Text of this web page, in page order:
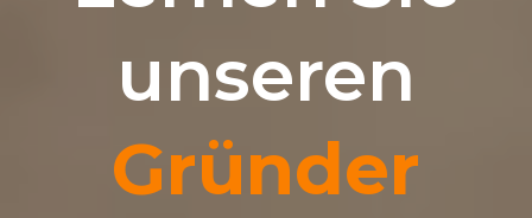
unseren
Gründer